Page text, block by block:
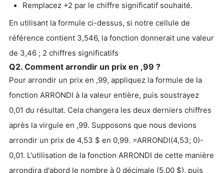
Remplacez +2 par le chiffre significatif souhaité.
En utilisant la formule ci-dessus, si notre cellule de
référence contient 3,546, la fonction donnerait une valeur
de 3,46 ; 2 chiffres significatifs
Q2. Comment arrondir un prix en ,99 ?
Pour arrondir un prix en ,99, appliquez la formule de la
fonction ARRONDI à la valeur entière, puis soustrayez
0,01 du résultat. Cela changera les deux derniers chiffres
après la virgule en ,99. Supposons que nous devions
arrondir un prix de 4,53 $ en 0,99. =ARRONDI(4,53; 0)-
0,01. L'utilisation de la fonction ARRONDI de cette manière
arrondira d'abord le nombre à 0 décimale (5,00 $), puis